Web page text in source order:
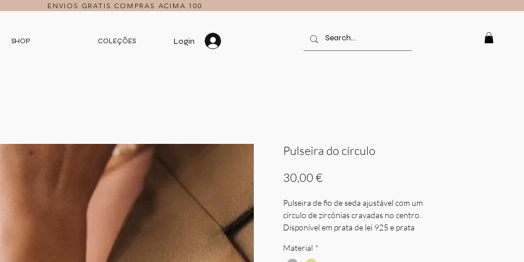
SHOP COLEÇÕES
ENVIOS GRATIS COMPRAS ACIMA 100
Login
Pulseira do círculo
30,00 €
Pulseira de fio de seda ajustável com um
círculo de zircônias cravadas no centro.
Disponível em prata de lei 925 e prata
Peso: 1,01 gr
Material *